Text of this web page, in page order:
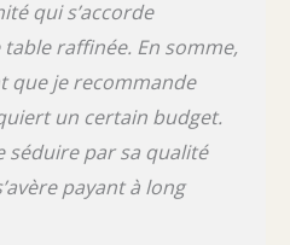
qui s’accorde
raffinée. En somme,
que je recommande
un certain budget.
séduire par sa qualité
payant à long